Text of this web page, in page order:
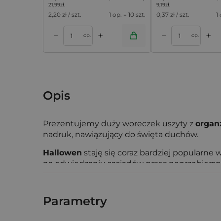
21,99zł.
2,20 zł / szt. 1 op. = 10 szt.
– op. +
9,19zł.
0,37 zł / szt. 1
– op. +
Dodaj do koszyka Dodaj do
Opis
Prezentujemy duży woreczek uszyty z
nadruk, nawiązujący do święta duchów.
Hallowen staję się coraz bardziej popularne
na odwiedzaniu sąsiadów przez
słodkości w pięknej oprawie. Ten
Parametry